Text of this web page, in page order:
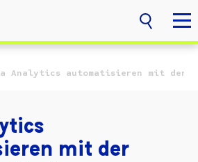
Analytics automatisieren mit der
mit der